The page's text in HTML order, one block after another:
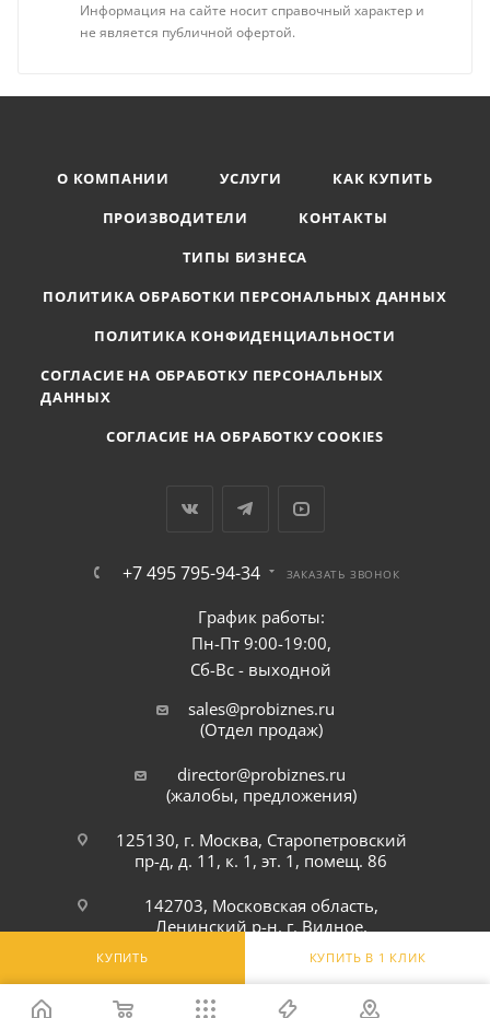
КУПИТЬ КУПИТЬ В 1 КЛИК
Информация на сайте носит справочный характер и
не является публичной офертой.
О КОМПАНИИ УСЛУГИ
КАК КУПИТЬ
ПРОИЗВОДИТЕЛИ
КОНТАКТЫ
ТИПЫ БИЗНЕСА
ПОЛИТИКА ОБРАБОТКИ ПЕРСОНАЛЬНЫХ ДАННЫХ
ПОЛИТИКА КОНФИДЕНЦИАЛЬНОСТИ
СОГЛАСИЕ НА ОБРАБОТКУ ПЕРСОНАЛЬНЫХ
ДАННЫХ
СОГЛАСИЕ НА ОБРАБОТКУ COOKIES
+7 495 795-94-34 ЗАКАЗАТЬ ЗВОНОК
График работы:
Пн-Пт 9:00-19:00,
Сб-Вс - выходной
sales@probiznes.ru
(Отдел продаж)
director@probiznes.ru
(жалобы, предложения)
125130, г. Москва, Старопетровский
пр-д, д. 11, к. 1, эт. 1, помещ. 86
142703, Московская область,
Ленинский р-н, г. Видное,
ПОДПИСАТЬСЯ НА РАССЫЛКУ